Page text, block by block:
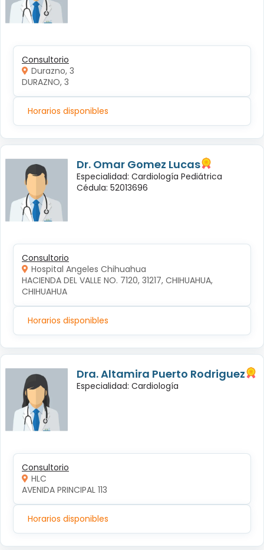
Consultorio
Durazno, 3
DURAZNO, 3
Horarios disponibles
Dr. Omar Gomez Lucas
Especialidad: Cardiología Pediátrica
Cédula: 52013696
Consultorio
Hospital Angeles Chihuahua
HACIENDA DEL VALLE NO. 7120, 31217, CHIHUAHUA,
CHIHUAHUA
Horarios disponibles
Dra. Altamira Puerto Rodriguez
Especialidad: Cardiología
Consultorio
HLC
AVENIDA PRINCIPAL 113
Horarios disponibles